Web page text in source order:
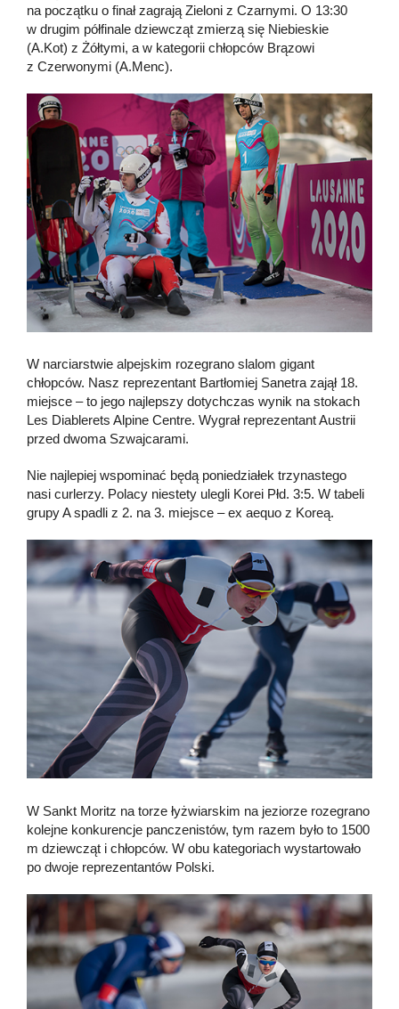
na początku o finał zagrają Zieloni z Czarnymi. O 13:30
w drugim półfinale dziewcząt zmierzą się Niebieskie
(A.Kot) z Żółtymi, a w kategorii chłopców Brązowi
z Czerwonymi (A.Menc).
W narciarstwie alpejskim rozegrano slalom gigant
chłopców. Nasz reprezentant Bartłomiej Sanetra zajął 18.
miejsce – to jego najlepszy dotychczas wynik na stokach
Les Diablerets Alpine Centre. Wygrał reprezentant Austrii
przed dwoma Szwajcarami.
Nie najlepiej wspominać będą poniedziałek trzynastego
nasi curlerzy. Polacy niestety ulegli Korei Płd. 3:5. W tabeli
grupy A spadli z 2. na 3. miejsce – ex aequo z Koreą.
W Sankt Moritz na torze łyżwiarskim na jeziorze rozegrano
kolejne konkurencje panczenistów, tym razem było to 1500
m dziewcząt i chłopców. W obu kategoriach wystartowało
po dwoje reprezentantów Polski.